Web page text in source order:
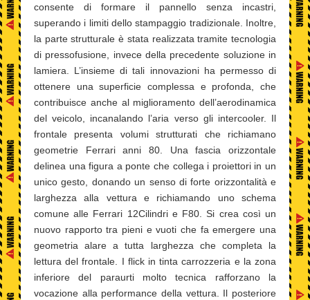
consente di formare il pannello senza incastri,
superando i limiti dello stampaggio tradizionale. Inoltre,
la parte strutturale è stata realizzata tramite tecnologia
di pressofusione, invece della precedente soluzione in
lamiera. L’insieme di tali innovazioni ha permesso di
ottenere una superficie complessa e profonda, che
contribuisce anche al miglioramento dell’aerodinamica
del veicolo, incanalando l’aria verso gli intercooler. Il
frontale presenta volumi strutturati che richiamano
geometrie Ferrari anni 80. Una fascia orizzontale
delinea una figura a ponte che collega i proiettori in un
unico gesto, donando un senso di forte orizzontalità e
larghezza alla vettura e richiamando uno schema
comune alle Ferrari 12Cilindri e F80. Si crea così un
nuovo rapporto tra pieni e vuoti che fa emergere una
geometria alare a tutta larghezza che completa la
lettura del frontale. I flick in tinta carrozzeria e la zona
inferiore del paraurti molto tecnica rafforzano la
vocazione alla performance della vettura. Il posteriore